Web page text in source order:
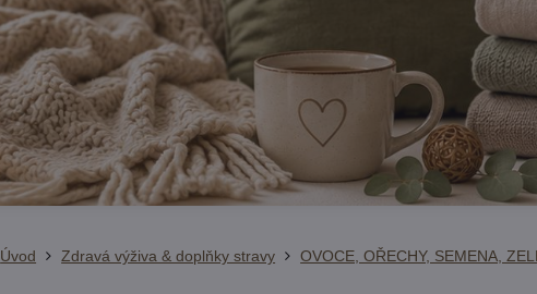
Úvod Zdravá výživa & doplňky stravy OVOCE, OŘECHY, SEMENA,